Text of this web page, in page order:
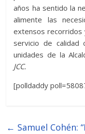
años ha sentido la
alimente las
extensos recorridos
servicio de calidad
unidades de la
JCC.
[polldaddy
← Samuel Cohén: